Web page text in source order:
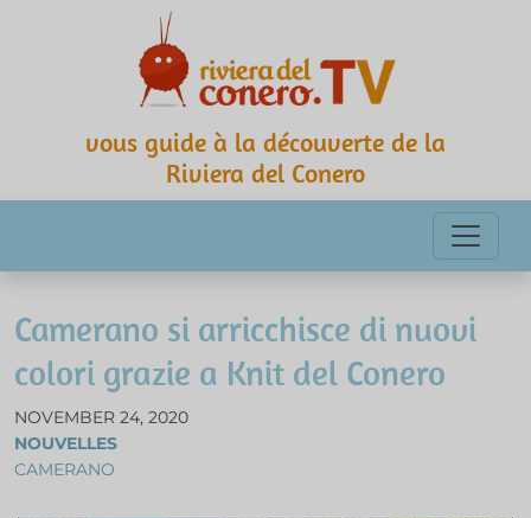
vous guide à la découverte de la
Riviera del Conero
Camerano si arricchisce di nuovi
colori grazie a Knit del Conero
NOVEMBER 24, 2020
NOUVELLES
CAMERANO